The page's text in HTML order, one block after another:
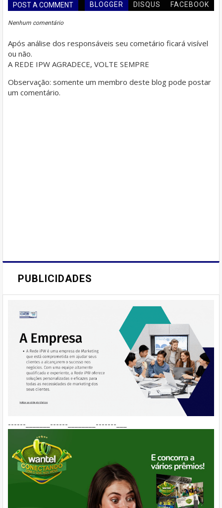
POST A COMMENT BLOGGER DISQUS FACEBOOK
Nenhum comentário
Após análise dos responsáveis seu cometário ficará visível
ou não.
A REDE IPW AGRADECE, VOLTE SEMPRE
Observação: somente um membro deste blog pode postar
um comentário.
PUBLICIDADES
------_______------________-------___